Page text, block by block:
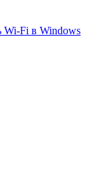
Wi-Fi в Windows